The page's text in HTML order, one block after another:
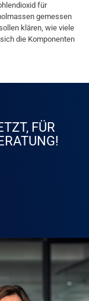
für
gemessen
klären, wie viele
die Komponenten
FÜR